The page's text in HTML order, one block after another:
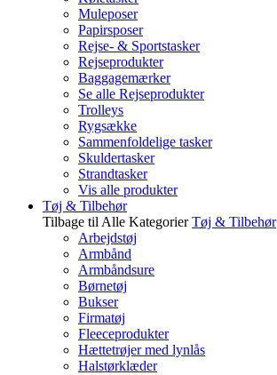
Muleposer
Papirsposer
Rejse- & Sportstasker
Rejseprodukter
Baggagemærker
Se alle Rejseprodukter
Trolleys
Rygsække
Sammenfoldelige tasker
Skuldertasker
Strandtasker
Vis alle produkter
Tøj & Tilbehør
Tilbage til Alle Kategorier Tøj & Tilbehør
Arbejdstøj
Armbånd
Armbåndsure
Børnetøj
Bukser
Firmatøj
Fleeceprodukter
Hættetrøjer med lynlås
Halstørklæder